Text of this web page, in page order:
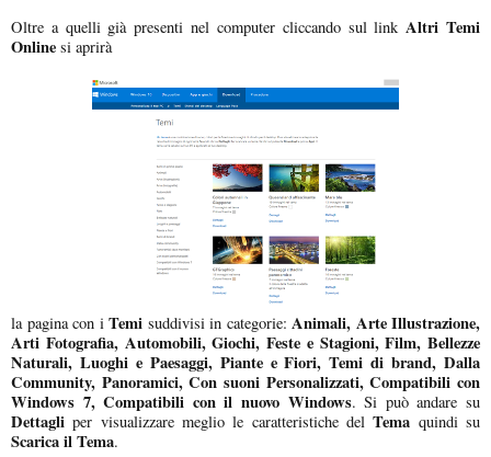
Oltre a quelli già presenti nel computer cliccando sul linkAltri Temi
Online si aprirà
la pagina con i Temi suddivisi in categorie: Animali, Arte Illustrazione,
Arti Fotografia, Automobili, Giochi, Feste e Stagioni, Film, Bellezze
Naturali, Luoghi e Paesaggi, Piante e Fiori, Temi di brand, Dalla
Community, Panoramici, Con suoni Personalizzati, Compatibili con
Windows 7, Compatibili con il nuovo Windows. Si può andare su
Dettagli per visualizzare meglio le caratteristiche del Tema quindi su
Scarica il Tema.